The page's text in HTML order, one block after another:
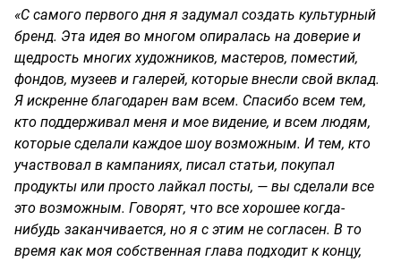
«С самого первого дня я задумал создать культурный
бренд. Эта идея во многом опиралась на доверие и
щедрость многих художников, мастеров, поместий,
фондов, музеев и галерей, которые внесли свой вклад.
Я искренне благодарен вам всем. Спасибо всем тем,
кто поддерживал меня и мое видение, и всем людям,
которые сделали каждое шоу возможным. И тем, кто
участвовал в кампаниях, писал статьи, покупал
продукты или просто лайкал посты, — вы сделали все
это возможным. Говорят, что все хорошее когда-
нибудь заканчивается, но я с этим не согласен. В то
время как моя собственная глава подходит к концу,